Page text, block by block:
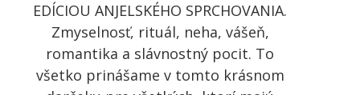
EDÍCIOU ANJELSKÉHO SPRCHOVANIA.
Zmyselnosť, rituál, neha, vášeň,
romantika a slávnostný pocit. To
všetko prinášame v tomto krásnom